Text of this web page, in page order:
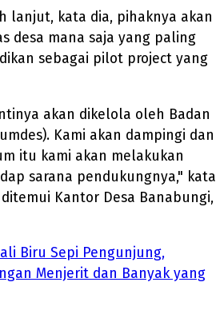
lanjut, kata dia, pihaknya akan
desa mana saja yang paling
sebagai pilot project yang
akan dikelola oleh Badan
Kami akan dampingi dan
itu kami akan melakukan
sarana pendukungnya," kata
Kantor Desa Banabungi,
Biru Sepi Pengunjung,
Menjerit dan Banyak yang